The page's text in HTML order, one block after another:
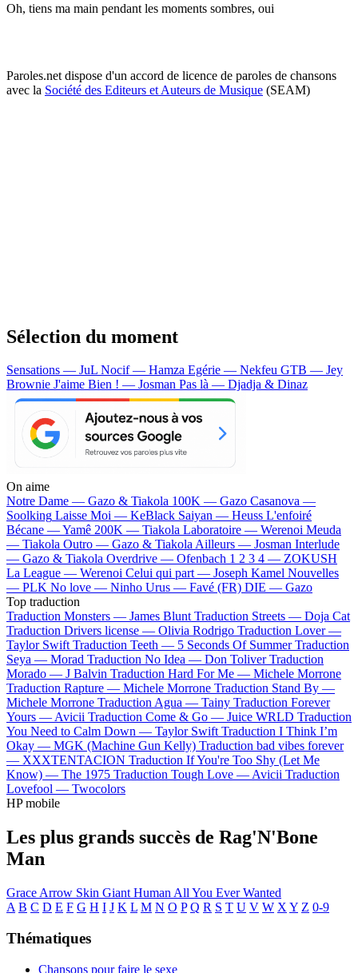
Oh, tiens ma main pendant les moments sombres, oui
Paroles.net dispose d'un accord de licence de paroles de chansons
avec la Société des Editeurs et Auteurs de Musique (SEAM)
Sélection du moment
Sensations — JuL Nocif — Hamza Egérie — Nekfeu GTB — Jey
Brownie J'aime Bien ! — Josman Pas là — Djadja & Dinaz
On aime
Notre Dame — Gazo & Tiakola 100K — Gazo Casanova —
Soolking Laisse Moi — KeBlack Saiyan — Heuss L'enfoiré
Bécane —Yamê 200K — Tiakola Laboratoire — Werenoi Meuda
— Tiakola Outro — Gazo & TiakolaAilleurs — Josman Interlude
— Gazo & Tiakola Overdrive — Ofenbach 1 2 3 4 — ZOKUSH
La League — Werenoi Celui qui part — Joseph Kamel Nouvelles
— PLK No love — Ninho Urus — Favé (FR) DIE — Gazo
Top traduction
Traduction Monsters — James Blunt Traduction Streets — Doja Cat
Traduction Drivers license — Olivia Rodrigo Traduction Lover —
Taylor Swift Traduction Teeth — 5 Seconds Of Summer Traduction
Seya — Morad Traduction No Idea — Don Toliver Traduction
Morado — J Balvin Traduction Hard For Me — Michele Morrone
Traduction Rapture — Michele Morrone Traduction Stand By —
Michele Morrone Traduction Agua — Tainy Traduction Forever
Yours —Avicii Traduction Come & Go — Juice WRLD Traduction
You Need to Calm Down — Taylor Swift Traduction I Think I’m
Okay — MGK (Machine Gun Kelly) Traduction bad vibes forever
— XXXTENTACION Traduction If You're Too Shy (Let Me
Know) — The 1975 Traduction Tough Love —Avicii Traduction
Lovefool — Twocolors
HP mobile
Les plus grands succès de Rag'N'Bone
Man
Grace Arrow Skin Giant Human All You Ever Wanted
A B C D E F G H I J K L M N O P Q R S T U V W X Y Z 0-9
Thématiques
Chansons pour faire le sexe